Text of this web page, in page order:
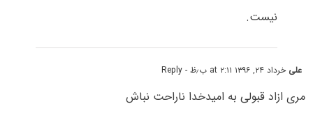
نیست.
علی خرداد ۲۴, ۱۳۹۶ at ۲:۱۱ ب٫ظ - Reply
مرى ازاد قبولی به امیدخدا ناراحت نباش